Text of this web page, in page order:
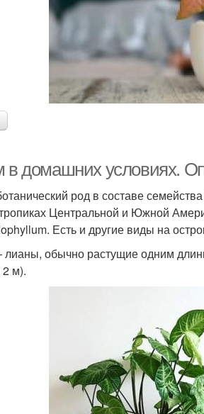
в домашних условиях.
род в составе
Центральной и Южной
Есть и другие виды на
обычно растущие одним
м).